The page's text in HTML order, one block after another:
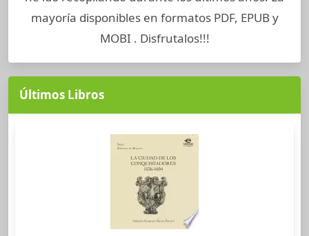
mayoría disponibles en formatos PDF, EPUB y
MOBI . Disfrutalos!!!
Últimos Libros